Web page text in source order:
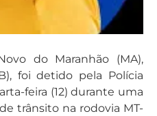
do Maranhão (MA),
foi detido pela Polícia
feira (12) durante uma
trânsito na rodovia MT-